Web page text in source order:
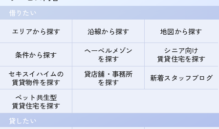
借りたい
エリアから探す
沿線から探す 地図から探す
条件から探す
ヘーベルメゾン
を探す
シニア向け
賃貸住宅を探す
セキスイハイムの
賃貸物件を探す
貸店舗・事務所
を探す
新着スタッフブログ
ペット共生型
賃貸住宅を探す
貸したい